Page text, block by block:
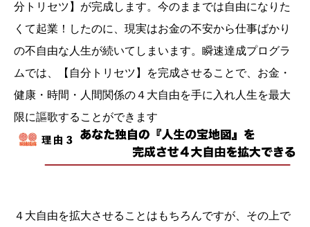
分トリセツ】が完成します。今のままでは自由になりた
くて起業！したのに、現実はお金の不安から仕事ばかり
の不自由な人生が続いてしまいます。瞬速達成プログラ
ムでは、【自分トリセツ】を完成させることで、お金・
健康・時間・人間関係の４大自由を手に入れ人生を最大
限に謳歌することができます
４大自由を拡大させることはもちろんですが、その上で